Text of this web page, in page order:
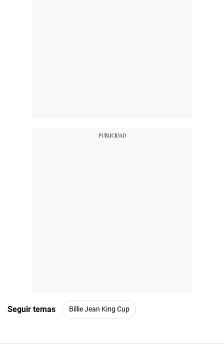
Seguir temas Billie Jean King Cup